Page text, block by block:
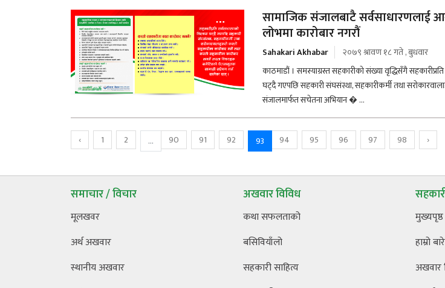
सामाजिक संजालबाटै सर्वसाधारणलाई
लोभमा कारोबार नगरौं
Sahakari Akhabar
२०७९ श्रावण १८ गते , बुधवार
काठमाडौं । समस्याग्रस्त सहकारीको संख्या वृद्धिसँगै
घट्दै गएपछि सहकारी संघसंस्था, सहकारीकर्मी तथा
संजालमार्फत सचेतना अभियान � ...
‹ 1 2 ... 90 91 92 93 94 95 96 97 98 ›
समाचार / विचार
मूलखवर
अर्थ अखवार
स्थानीय अखवार
अखवार विविध
कथा सफलताको
बसिवियाँलो
सहकारी साहित्य
मुख्यपृष्ठ
हाम्रो बारे
अखवार